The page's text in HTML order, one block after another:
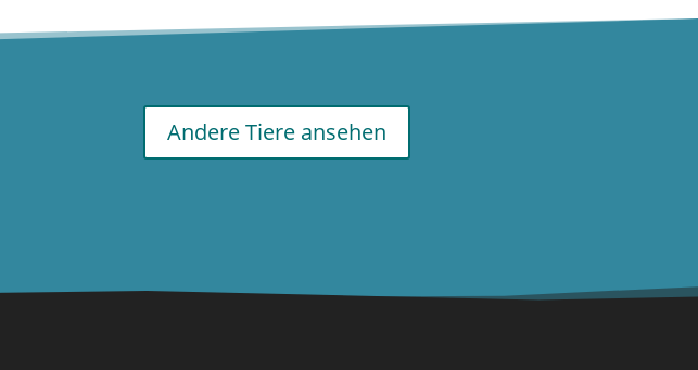
Andere Tiere ansehen